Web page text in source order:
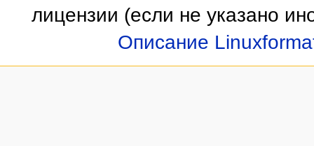
лицензии (если не указано
Описание